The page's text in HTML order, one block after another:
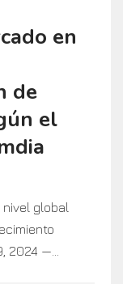
en
de
el
global
2024 —...